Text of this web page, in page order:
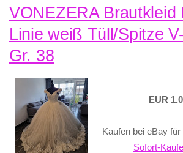
VONEZERA Brautkleid
Linie weiß Tüll/Spitze
Gr. 38
EUR
Kaufen bei eBay
Sofort-